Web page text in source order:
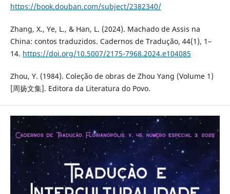
https://book.douban.com/subject/2382340/
Zhang, X., Ye, L., & Han, L. (2024). Machado de Assis na
China: contos traduzidos. Cadernos de Tradução, 44(1), 1–
14. https://doi.org/10.5007/2175-7968.2024.e104085
Zhou, Y. (1984). Coleção de obras de Zhou Yang (Volume 1)
[周扬文集]. Editora da Literatura do Povo.